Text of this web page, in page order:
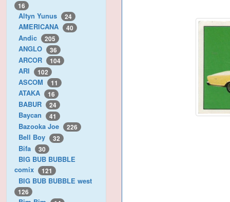
16
Altyn Yunus 24
AMERICANA 40
Andic 205
ANGLO 36
ARCOR 104
ARI 102
ASCOM 11
ATAKA 16
BABUR 24
Baycan 41
Bazooka Joe 226
Bell Boy 32
Bifa 30
BIG BUB BUBBLE
comix
121
BIG BUB BUBBLE west
126